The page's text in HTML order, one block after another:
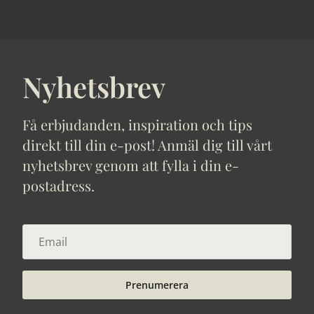
Nyhetsbrev
Få erbjudanden, inspiration och tips
direkt till din e-post! Anmäl dig till vårt
nyhetsbrev genom att fylla i din e-
postadress.
Prenumerera